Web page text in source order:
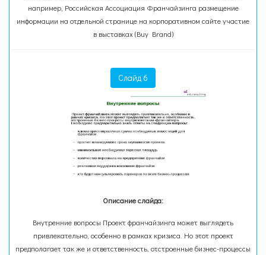
например, Российская Ассоциация Франчайзинга размещение
информации на отдельной странице на корпоративном сайте участие
в выставках (Buy Brand)
Слайд 6
Описание слайда:
Внутренние вопросы Проект франчайзинга может выглядеть
привлекательно, особенно в рамках кризиса. Но этот проект
предполагает так же и ответственность, отстроенные бизнес-процессы